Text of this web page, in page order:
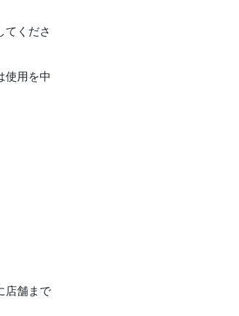
てくださ
使用を中
店舗まで